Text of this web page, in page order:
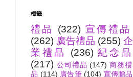
標籤
禮品 (322) 宣傳禮品
(262) 廣告禮品 (255) 企
業禮品
(236) 紀念品
(217) 公司禮品 (147) 商務禮
品 (114) 廣告筆 (104) 宣傳贈品